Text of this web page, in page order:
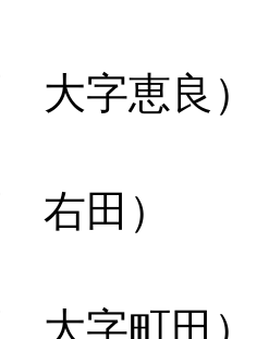
大字恵良）
右田）
大字町田）